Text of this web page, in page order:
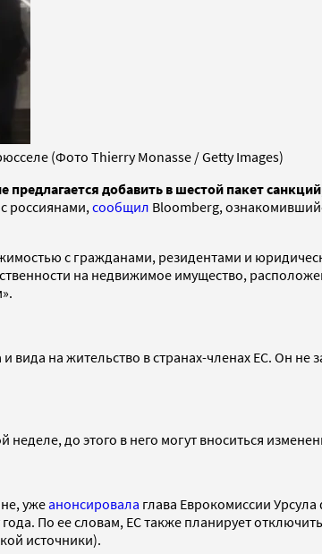
(Фото Thierry Monasse / Getty Images)
добавить в шестой пакет
россиянами, сообщил Bloomberg,
с гражданами, резидентами и
на недвижимое имущество,
на жительство в странах-членах ЕС. Он не
до этого в него могут вноситься
ужеанонсировала глава Еврокомиссии
По ее словам, ЕС также планирует
источники).